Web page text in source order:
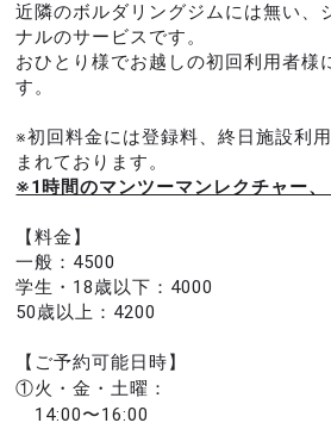
近隣のボルダリングジムには無い、
ナルのサービスです。
おひとり様でお越しの初回利用者様
す。
※初回料金には登録料、終日施設利
まれております。
※1時間のマンツーマンレクチャー、
【料金】
一般：4500
学生・18歳以下：4000
50歳以上：4200
【ご予約可能日時】
①火・金・土曜：
14:00〜16:00